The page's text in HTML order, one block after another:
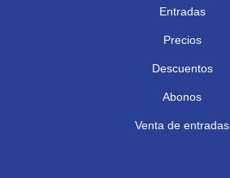
Entradas
Precios
Descuentos
Abonos
Venta de entradas